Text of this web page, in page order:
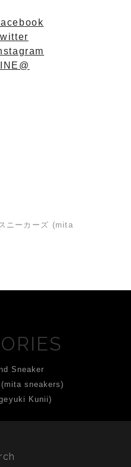
ニーカーズ (mita
Sneaker
(mita sneakers)
Kunii)